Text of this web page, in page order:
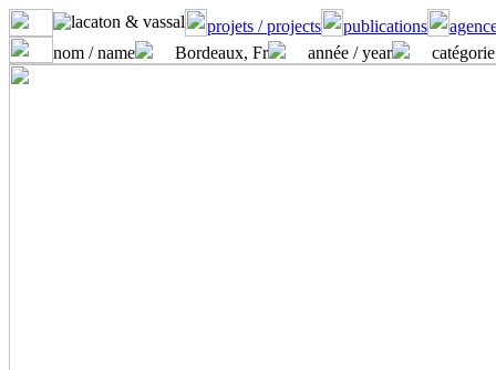
projets / projects publications
nom / name
Bordeaux, Fr année / year